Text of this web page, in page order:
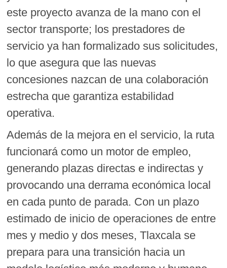
este proyecto avanza de la mano con el
sector transporte; los prestadores de
servicio ya han formalizado sus solicitudes,
lo que asegura que las nuevas
concesiones nazcan de una colaboración
estrecha que garantiza estabilidad
operativa.
Además de la mejora en el servicio, la ruta
funcionará como un motor de empleo,
generando plazas directas e indirectas y
provocando una derrama económica local
en cada punto de parada. Con un plazo
estimado de inicio de operaciones de entre
mes y medio y dos meses, Tlaxcala se
prepara para una transición hacia un